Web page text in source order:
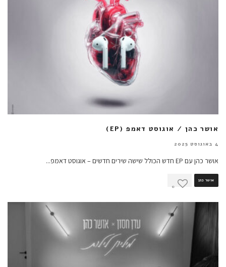
אושר כהן / אוגוסט דאמפ (EP)
4 באוגוסט 2025
אושר כהן עם EP חדש הכולל שישה שירים חדשים – אוגוסט דאמפ ...
אושר כהן
0